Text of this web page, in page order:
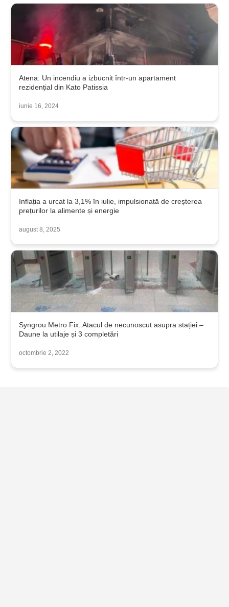
Atena: Un incendiu a izbucnit într-un apartament
rezidențial din Kato Patissia
iunie 16, 2024
Inflația a urcat la 3,1% în iulie, impulsionată de creșterea
prețurilor la alimente și energie
august 8, 2025
Syngrou Metro Fix: Atacul de necunoscut asupra stației –
Daune la utilaje și 3 completări
octombrie 2, 2022